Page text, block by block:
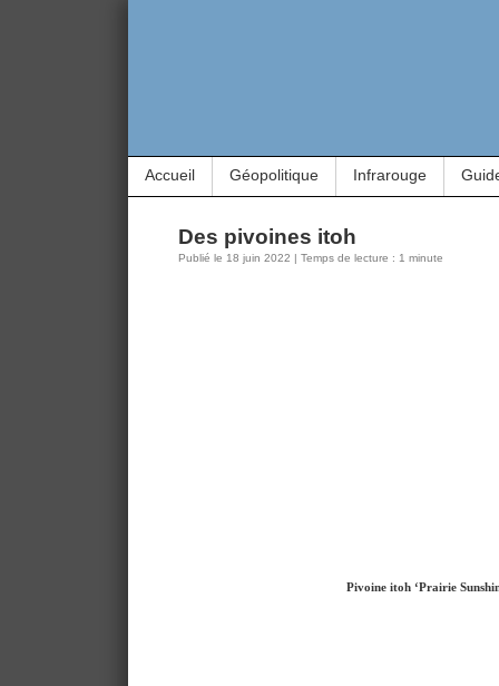
Accueil Géopolitique Infrarouge
Des pivoines itoh
Publié le 18 juin 2022 | Temps de lecture : 1 minute
Pivoine itoh ‘Prairie